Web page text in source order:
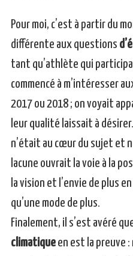
Pour moi, c’est à partir du
différente aux questions
tant qu’athlète qui
commencé à m’intéresser
2017 ou 2018 ; on voyait
leur qualité laissait à
n’était au cœur du sujet et
lacune ouvrait la voie à la
la vision et l’envie de plus
qu’une mode de plus.
Finalement, il s’est avéré
climatiqueen est la preuve :